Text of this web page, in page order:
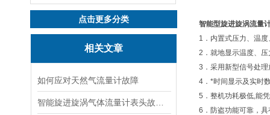
点击更多分类
相关文章
如何应对天然气流量计故障
智能型旋进旋涡流量
1．内置式压力、温
2．就地显示温度、
3．采用新型信号处
4．*时间显示及实时
5．整机功耗极低,能
6．防盗功能可靠，